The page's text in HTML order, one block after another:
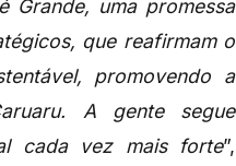
Grande, uma promessa
que reafirmam o
promovendo a
A gente segue
cada vez mais forte”,